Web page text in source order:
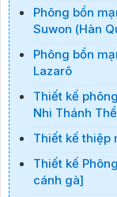
Phông bổn
Suwon (Hàn
Phông bổn
Lazarô
Thiết kế
Nhi Thánh
Thiết kế thiệp
Thiết kế
cánh gà]